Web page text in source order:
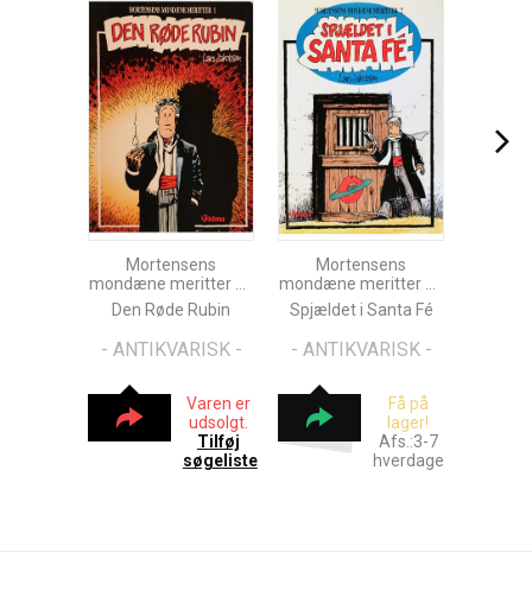
Mortensens
mondæne meritter Nr.
1
Den Røde Rubin
- ANTIKVARISK -
Varen er
udsolgt.
Tilføj
søgeliste
Mortensens
mondæne meritter Nr.
2
Spjældet i Santa Fé
- ANTIKVARISK -
Få på
lager!
Afs.:3-7
hverdage